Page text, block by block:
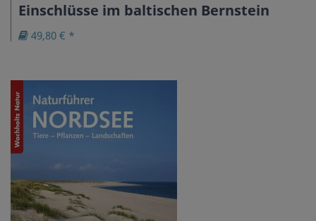
Einschlüsse im baltischen Bernstein
49,80 € *